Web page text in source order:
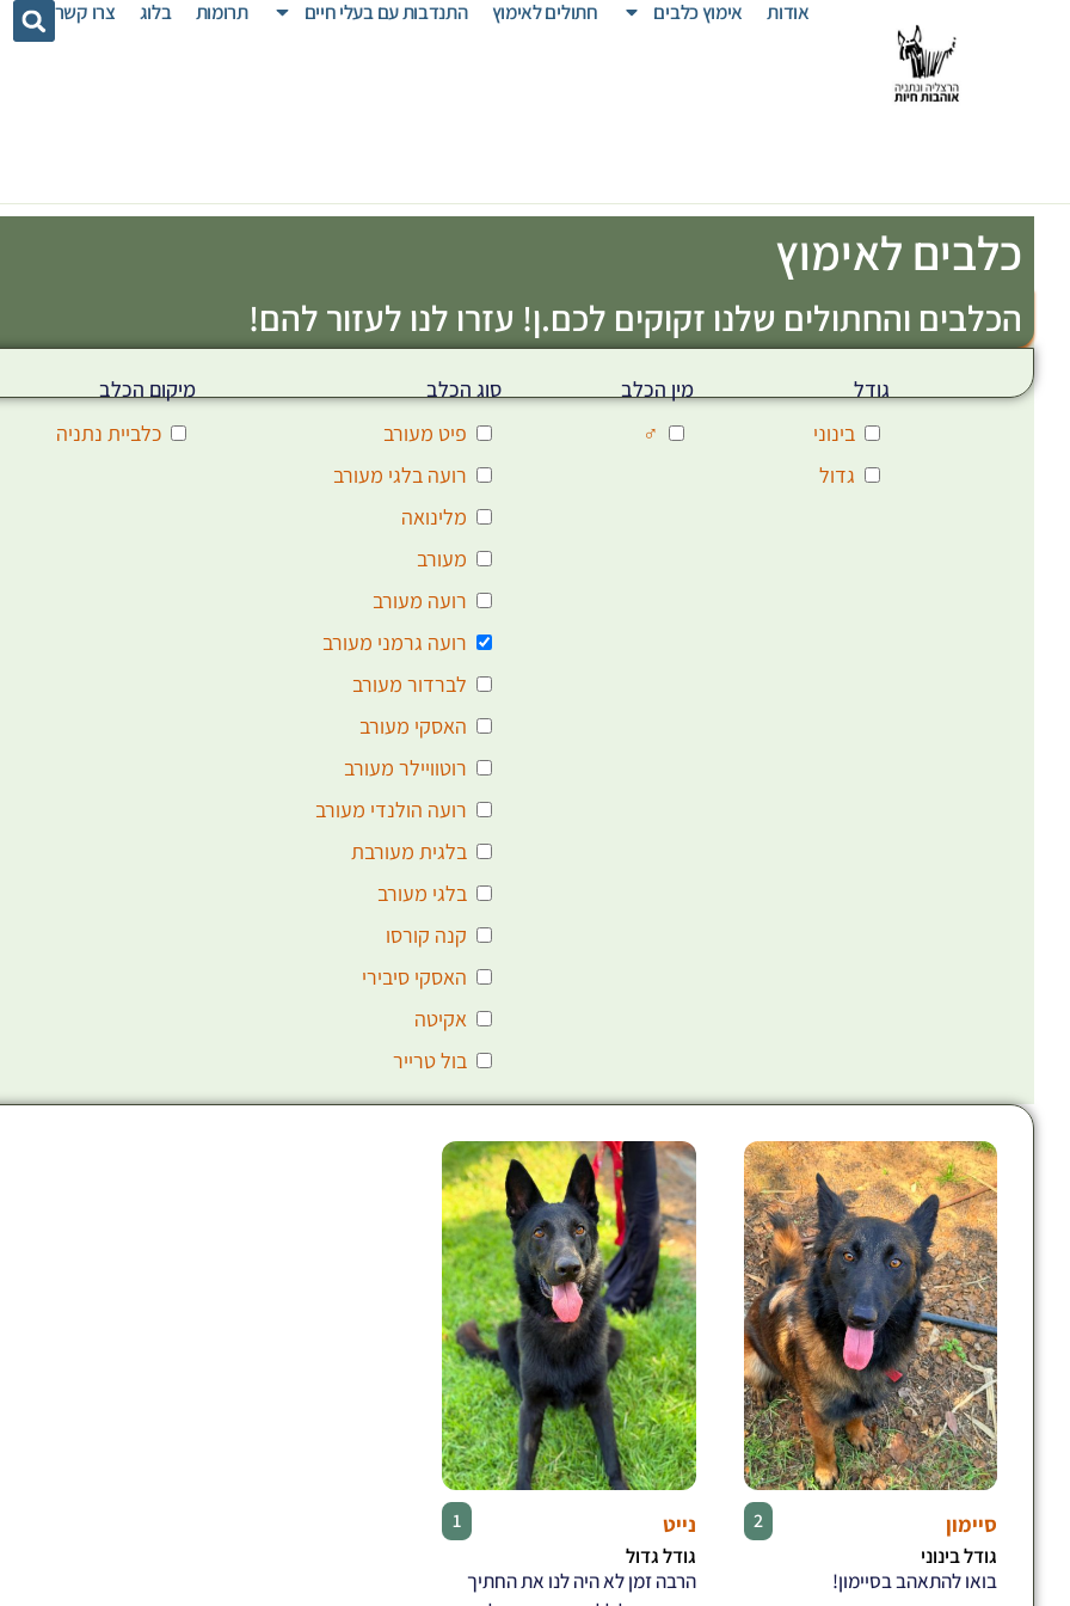
אודות אימוץ כלבים חתולים לאימוץ התנדבות עם בעלי חיים תרומות בלוג צרו קשר
כלבים לאימוץ
הכלבים והחתולים שלנו זקוקים לכם.ן! עזרו לנו לעזור להם!
גודל
בינוני
גדול
מין הכלב
♂
סוג הכלב
פיט מעורב
רועה בלגי מעורב
מלינואה
מעורב
רועה מעורב
רועה גרמני מעורב
לברדור מעורב
האסקי מעורב
רוטוויילר מעורב
רועה הולנדי מעורב
בלגית מעורבת
בלגי מעורב
קנה קורסו
האסקי סיבירי
אקיטה
בול טרייר
אמריקן בולי
מיקום הכלב
כלביית נתניה
סיימון 2
גודל בינוני
בואו להתאהב בסיימון!
נייט 1
גודל גדול
הרבה זמן לא היה לנו את החתיך